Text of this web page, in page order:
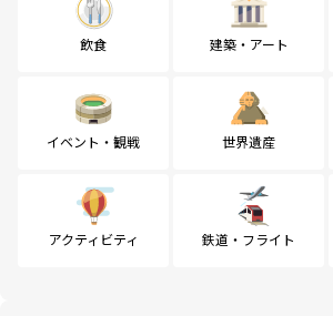
飲食 建築・アート
イベント・観戦 世界遺産
アクティビティ 鉄道・フライト